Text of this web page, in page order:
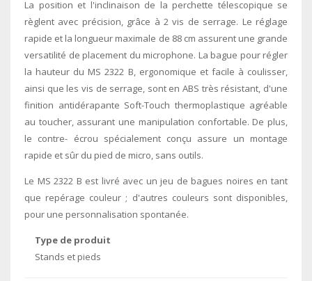
La position et l'inclinaison de la perchette télescopique se
règlent avec précision, grâce à 2 vis de serrage. Le réglage
rapide et la longueur maximale de 88 cm assurent une grande
versatilité de placement du microphone. La bague pour régler
la hauteur du MS 2322 B, ergonomique et facile à coulisser,
ainsi que les vis de serrage, sont en ABS très résistant, d'une
finition antidérapante Soft-Touch thermoplastique agréable
au toucher, assurant une manipulation confortable. De plus,
le contre- écrou spécialement conçu assure un montage
rapide et sûr du pied de micro, sans outils.
Le MS 2322 B est livré avec un jeu de bagues noires en tant
que repérage couleur ; d'autres couleurs sont disponibles,
pour une personnalisation spontanée.
Type de produit
Stands et pieds